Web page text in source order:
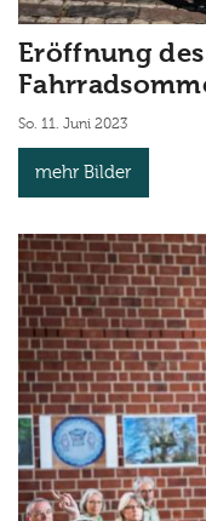
Eröffnung
So. 11. Juni 2023
mehr Bilder